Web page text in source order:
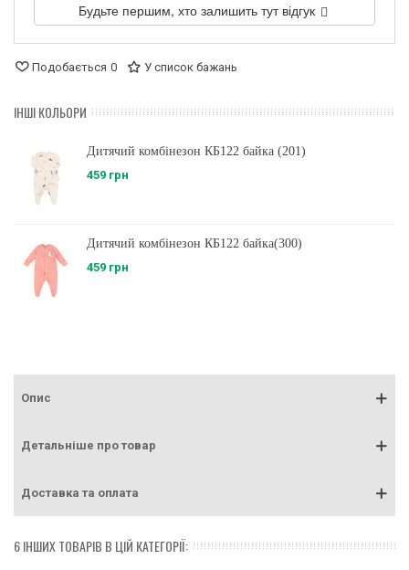
Будьте першим, хто залишить тут відгук
Подобається 0 У список бажань
ІНШІ КОЛЬОРИ
Дитячий комбінезон КБ122 байка (201)
459 грн
Дитячий комбінезон КБ122 байка(300)
459 грн
Опис
Детальніше про товар
Доставка та оплата
6 ІНШИХ ТОВАРІВ В ЦІЙ КАТЕГОРІЇ: